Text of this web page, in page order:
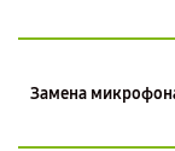
Замена